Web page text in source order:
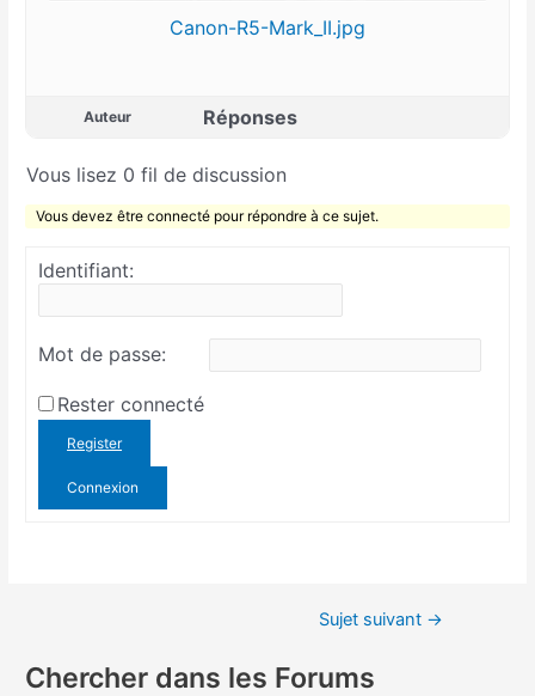
Canon-R5-Mark_II.jpg
Auteur Réponses
Vous lisez 0 fil de discussion
Vous devez être connecté pour répondre à ce sujet.
Identifiant:
Mot de passe:
Rester connecté
Register
Connexion
Sujet suivant →
Chercher dans les Forums